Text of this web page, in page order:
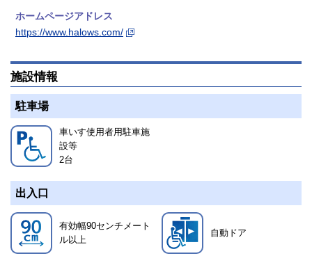
ホームページアドレス
https://www.halows.com/
施設情報
駐車場
車いす使用者用駐車施
設等
2台
出入口
有効幅90センチメート
ル以上
自動ドア